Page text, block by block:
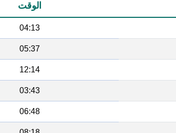
الوقت
04:13
05:37
12:14
03:43
06:48